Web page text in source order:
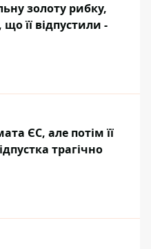
золоту рибку,
її відпустили -
ЄС, але потім її
трагічно